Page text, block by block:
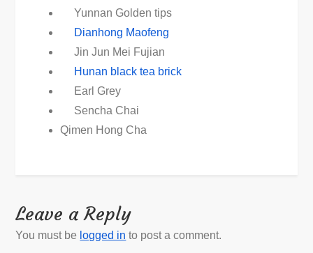
Yunnan Golden tips
Dianhong Maofeng
Jin Jun Mei Fujian
Hunan black tea brick
Earl Grey
Sencha Chai
Qimen Hong Cha
Leave a Reply
You must be logged in to post a comment.